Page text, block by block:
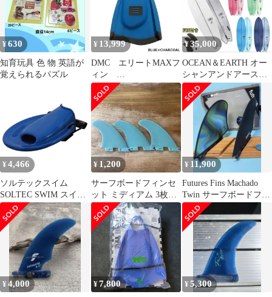
水泳 プール 練習 トレ
ーニング 4泳法 2011051
ブルー
ボード サーフィン ショ
ート 2枚組
¥630
知育玩具 色 物 英語が
覚えられるパズル
¥ 13,999
DMC エリートMAXフ
ィン
BLUE×CHARCOAL エ
リートマックス
ELITE MAX FINS ディ
ーエムシー DMC fins
¥35,000
OCEAN＆EARTH オー
シャンアンドアース
EZI RIDER 6’6 青
¥ 4,466
ソルテックスイム
SOLTEC SWIM スイミ
ング 新トライタンフィ
ン TRITAN FINS PDF
Fins ユニセックス ブル
ー Lサイズ 26～28cm
水泳 プール 練習 トレ
ーニング 4泳法 2011051
ブルー
¥ 1,200
サーフボードフィンセ
ット ミディアム 3枚入
り
¥ 11,900
Futures Fins Machado
Twin サーフボードフィ
ン
¥4,000 ¥7,800 ¥5,300